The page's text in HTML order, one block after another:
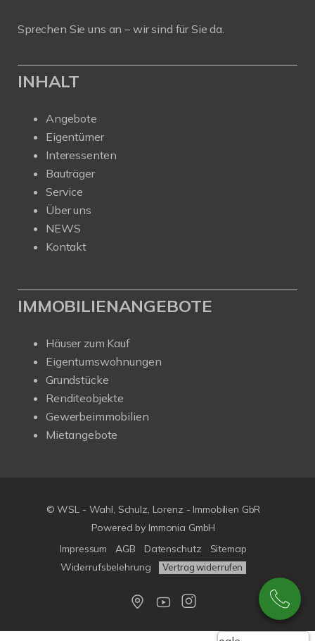
Sprechen Sie uns an – wir sind für Sie da.
INHALT
Angebote
Eigentümer
Interessenten
Bauträger
Service
Über uns
NEWS
Kontakt
IMMOBILIENANGEBOTE
Häuser zum Kauf
Eigentumswohnungen
Grundstücke
Renditeobjekte
Gewerbeimmobilien
Mietangebote
© WSL - Wahl, Schulz, Lorenz - Immobilien GbR
Powered by Immonia GmbH
Impressum
AGB Datenschutz
Sitemap
Widerrufsbelehrung
Vertrag widerrufen